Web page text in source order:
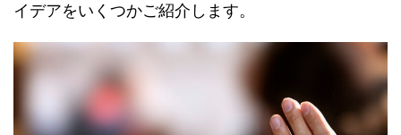
イデアをいくつかご紹介します。